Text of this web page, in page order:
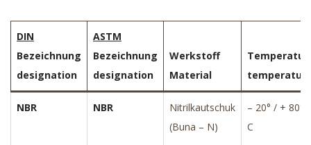
DIN
Bezeichnung
designation
ASTM
Bezeichnung
designation
Werkstoff
Material
Temperatur
NBR NBR
Nitrilkautschuk
(Buna – N)
– 20° / + 80°
C